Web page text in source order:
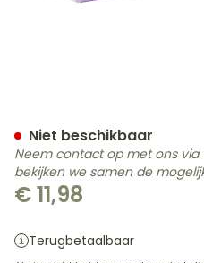
€ 11,98
Terugbetaalbaar
Niet beschikbaar
Neem contact op met ons
bekijken we samen de